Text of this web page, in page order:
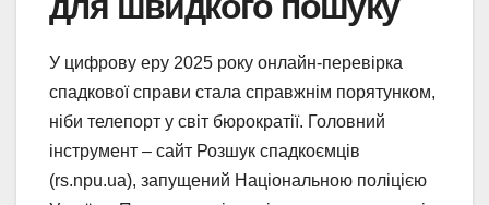
У цифрову еру 2025 року онлайн-перевірка
спадкової справи стала справжнім порятунком,
ніби телепорт у світ бюрократії. Головний
інструмент – сайт Розшук спадкоємців
(rs.npu.ua), запущений Національною поліцією